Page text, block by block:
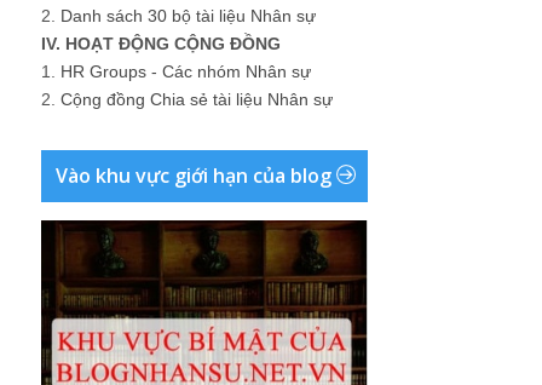
2. Danh sách 30 bộ tài liệu Nhân sự
IV. HOẠT ĐỘNG CỘNG ĐỒNG
1. HR Groups - Các nhóm Nhân sự
2. Cộng đồng Chia sẻ tài liệu Nhân sự
Vào khu vực giới hạn của blog